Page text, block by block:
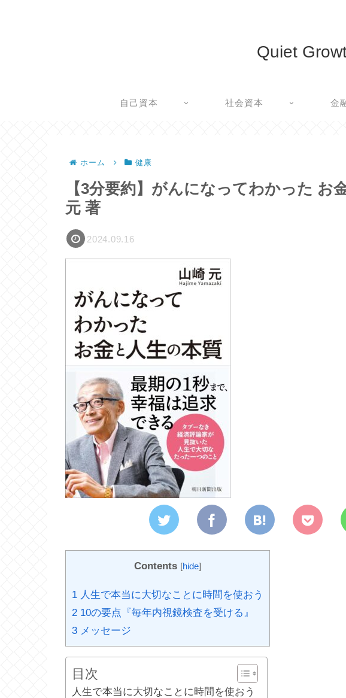
Quiet
自己資本 社会資本 金
ホーム 健康
【3分要約】がんになってわかった
元 著
2024.09.16
Contents [hide]
1 人生で本当に大切なことに時間を使おう
2 10の要点『毎年内視鏡検査を受ける』
3 メッセージ
目次
人生で本当に大切なことに時間を使おう